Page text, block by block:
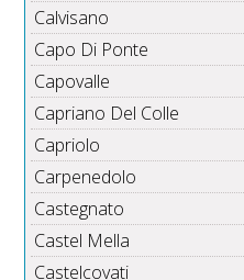
Calvisano
Capo Di Ponte
Capovalle
Capriano Del Colle
Capriolo
Carpenedolo
Castegnato
Castel Mella
Castelcovati